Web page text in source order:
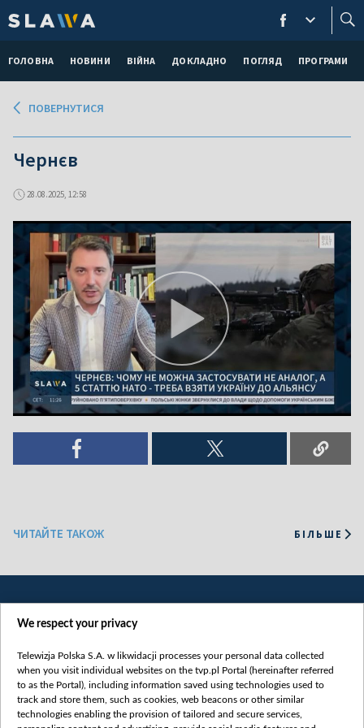
ГОЛОВНА НОВИНИ ВІЙНА ДОКЛАДНО ПОГЛЯД ПРОГРАМИ
ПОВЕРНУТИСЯ
Чернєв
28.08.2025, 12:58
ЧИТАЙТЕ ТАКОЖ БІЛЬШЕ
Категорії
We respect your privacy
Telewizja Polska S.A. w likwidacji processes your personal data collected
when you visit individual websites on the tvp.pl Portal (hereinafter referred
to as the Portal), including information saved using technologies used to
track and store them, such as cookies, web beacons or other similar
technologies enabling the provision of tailored and secure services,